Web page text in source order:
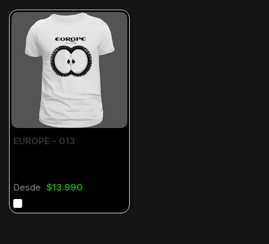
EUROPE - 013
Desde $13.990